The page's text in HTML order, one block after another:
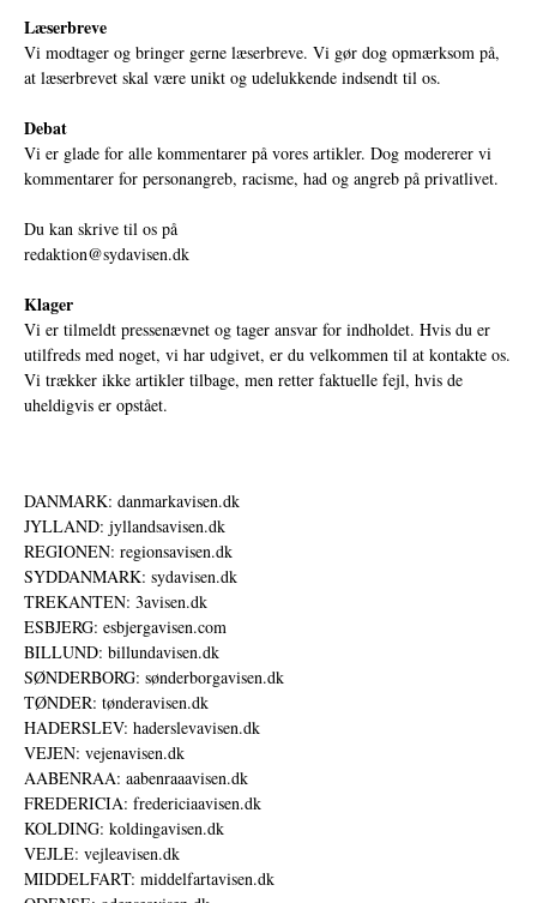
Læserbreve
Vi modtager og bringer gerne læserbreve. Vi gør dog opmærksom på,
at læserbrevet skal være unikt og udelukkende indsendt til os.
Debat
Vi er glade for alle kommentarer på vores artikler. Dog modererer vi
kommentarer for personangreb, racisme, had og angreb på privatlivet.
Du kan skrive til os på
redaktion@sydavisen.dk
Klager
Vi er tilmeldt pressenævnet og tager ansvar for indholdet. Hvis du er
utilfreds med noget, vi har udgivet, er du velkommen til at kontakte os.
Vi trækker ikke artikler tilbage, men retter faktuelle fejl, hvis de
uheldigvis er opstået.
DANMARK: danmarkavisen.dk
JYLLAND: jyllandsavisen.dk
REGIONEN: regionsavisen.dk
SYDDANMARK: sydavisen.dk
TREKANTEN: 3avisen.dk
ESBJERG: esbjergavisen.com
BILLUND: billundavisen.dk
SØNDERBORG: sønderborgavisen.dk
TØNDER: tønderavisen.dk
HADERSLEV: haderslevavisen.dk
VEJEN: vejenavisen.dk
AABENRAA: aabenraaavisen.dk
FREDERICIA: fredericiaavisen.dk
KOLDING: koldingavisen.dk
VEJLE: vejleavisen.dk
MIDDELFART: middelfartavisen.dk